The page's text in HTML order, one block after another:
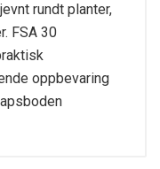
rundt planter,
FSA 30
oppbevaring